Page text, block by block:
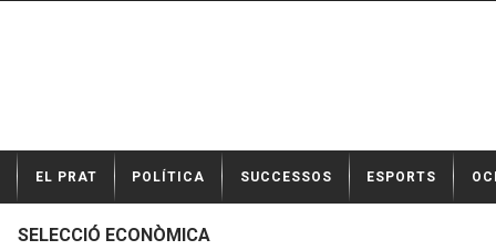
t
EL PRAT POLÍTICA SUCCESSOS ESPORTS OCI
SELECCIÓ ECONÒMICA